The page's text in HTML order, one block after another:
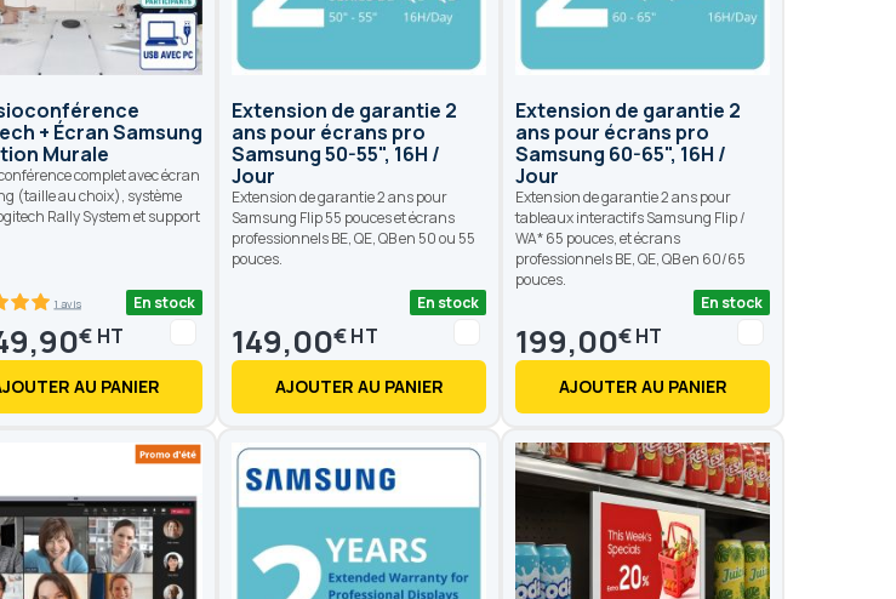
+ Écran Samsung
Murale
complet avec écran
(taille au choix), système
Rally System et support
1 avis En stock
€
AU PANIER
Extension de garantie 2
ans pour écrans pro
Samsung 50-55", 16H /
Jour
Extension de garantie 2 ans pour
Samsung Flip 55 pouces et écrans
professionnels BE, QE, QB en 50 ou 55
pouces.
En stock
149,00€
AJOUTER AU PANIER
Extension de garantie 2
ans pour écrans pro
Samsung 60-65", 16H /
Jour
Extension de garantie 2 ans pour
tableaux interactifs Samsung Flip /
WA* 65 pouces, et écrans
professionnels BE, QE, QB en 60/65
pouces.
En stock
199,00€
AJOUTER AU PANIER